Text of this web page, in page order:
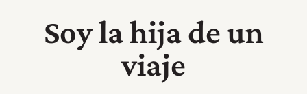
Soy la hija de un
viaje